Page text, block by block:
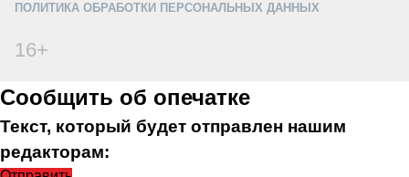
ПОЛИТИКА ОБРАБОТКИ ПЕРСОНАЛЬНЫХ ДАННЫХ
16+
Сообщить об опечатке
Текст, который будет отправлен нашим
редакторам: